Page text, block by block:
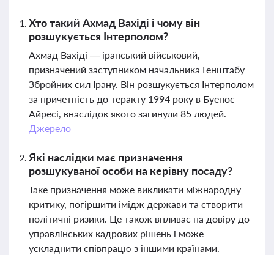
Хто такий Ахмад Вахіді і чому він
розшукується Інтерполом?
Ахмад Вахіді — іранський військовий,
призначений заступником начальника Генштабу
Збройних сил Ірану. Він розшукується Інтерполом
за причетність до теракту 1994 року в Буенос-
Айресі, внаслідок якого загинули 85 людей.
Джерело
Які наслідки має призначення
розшукуваної особи на керівну посаду?
Таке призначення може викликати міжнародну
критику, погіршити імідж держави та створити
політичні ризики. Це також впливає на довіру до
управлінських кадрових рішень і може
ускладнити співпрацю з іншими країнами.